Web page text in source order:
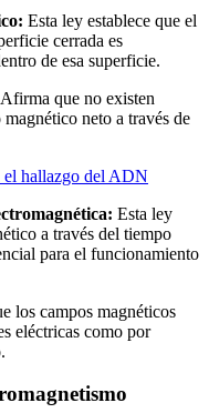
Esta ley establece que el
cerrada es
de esa superficie.
Afirma que no existen
neto a través de
el hallazgo del ADN
Esta ley
a través del tiempo
para el funcionamiento
los campos magnéticos
eléctricas como por